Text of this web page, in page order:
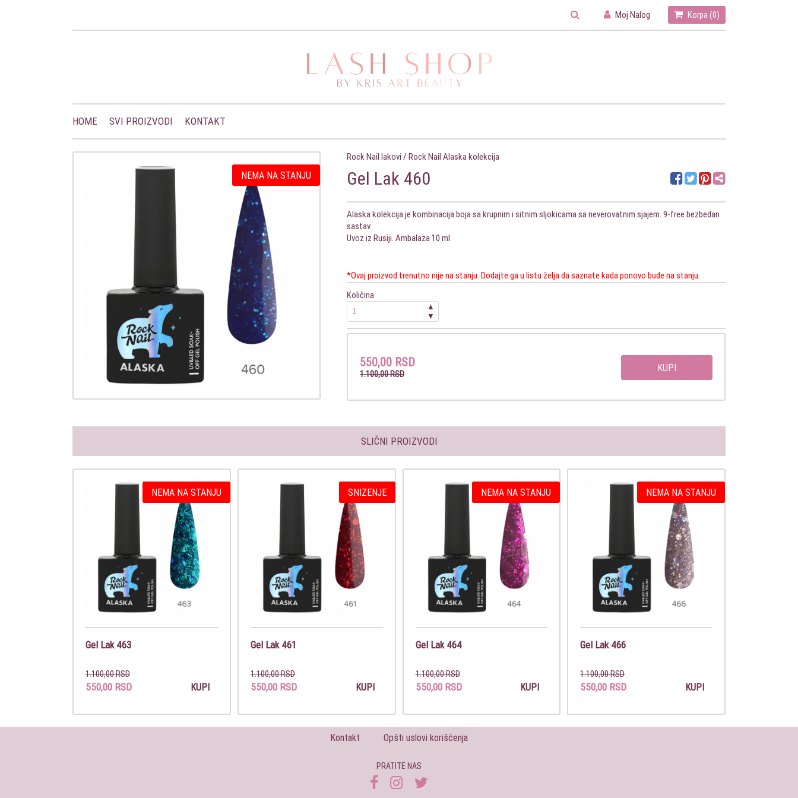
Moj Nalog Korpa (0)
HOME SVI PROIZVODI KONTAKT
NEMA NA STANJU
Rock Nail lakovi / Rock Nail Alaska kolekcija
Gel Lak 460
Alaska kolekcija je kombinacija boja sa krupnim i sitnim sljokicama sa neverovatnim sjajem. 9-free bezbedan
sastav.
Uvoz iz Rusiji. Ambalaza 10 ml
*Ovaj proizvod trenutno nije na stanju. Dodajte ga u listu želja da saznate kada ponovo bude na stanju.
Količina
▲
▼
550,00 RSD
1.100,00 RSD
KUPI
SLIČNI PROIZVODI
NEMA NA STANJU
Gel Lak 463
1.100,00 RSD
550,00 RSD KUPI
SNIZENJE
Gel Lak 461
1.100,00 RSD
550,00 RSD KUPI
NEMA NA STANJU
Gel Lak 464
1.100,00 RSD
550,00 RSD KUPI
NEMA NA STANJU
Gel Lak 466
1.100,00 RSD
550,00 RSD KUPI
Kontakt Opšti uslovi korišćenja
PRATITE NAS